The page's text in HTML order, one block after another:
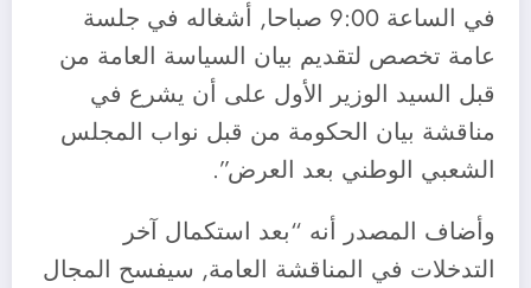
في الساعة 9:00 صباحا, أشغاله في جلسة
عامة تخصص لتقديم بيان السياسة العامة من
قبل السيد الوزير الأول على أن يشرع في
مناقشة بيان الحكومة من قبل نواب المجلس
الشعبي الوطني بعد العرض”.
وأضاف المصدر أنه “بعد استكمال آخر
التدخلات في المناقشة العامة, سيفسح المجال